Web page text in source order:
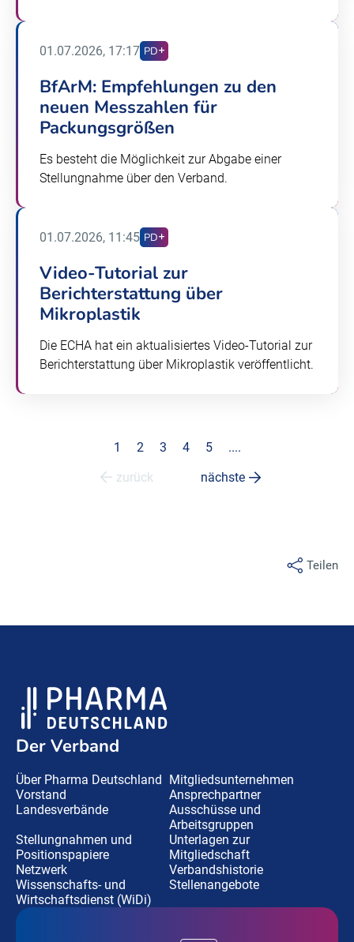
01.07.2026, 17:17 PD
BfArM: Empfehlungen zu den
neuen Messzahlen für
Packungsgrößen
Es besteht die Möglichkeit zur Abgabe einer
Stellungnahme über den Verband.
01.07.2026, 11:45 PD
Video-Tutorial zur
Berichterstattung über
Mikroplastik
Die ECHA hat ein aktualisiertes Video-Tutorial zur
Berichterstattung über Mikroplastik veröffentlicht.
zurück
1 2 3 4 5
....
nächste
Teilen
Der Verband
Über Pharma Deutschland Mitgliedsunternehmen
Vorstand
Ansprechpartner
Landesverbände
Ausschüsse und
Arbeitsgruppen
Stellungnahmen und
Positionspapiere
Unterlagen zur
Mitgliedschaft
Netzwerk
Verbandshistorie
Wissenschafts- und
Wirtschaftsdienst (WiDi)
Stellenangebote